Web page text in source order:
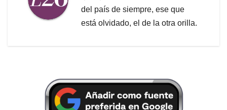
del país de siempre, ese que
está olvidado, el de la otra orilla.